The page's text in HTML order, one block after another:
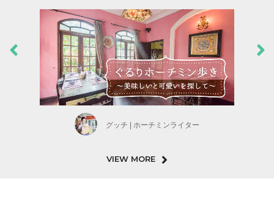
グッチ | ホーチミンライター
VIEW MORE